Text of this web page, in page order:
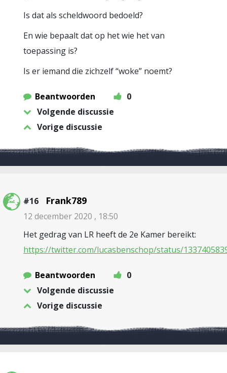
Is dat als scheldwoord bedoeld?
En wie bepaalt dat op het wie het van
toepassing is?
Is er iemand die zichzelf “woke” noemt?
Beantwoorden
0
Volgende discussie
Vorige discussie
#16 Frank789
12 december 2020 , 18:50
Het gedrag van LR heeft de 2e Kamer bereikt:
https://twitter.com/lucasbenschop/status/
Beantwoorden
0
Volgende discussie
Vorige discussie